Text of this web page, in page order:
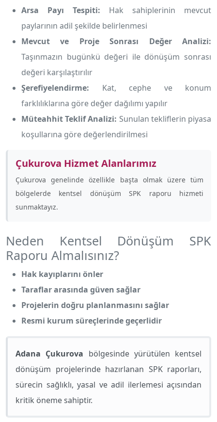
Arsa Payı Tespiti: Hak sahiplerinin mevcut
paylarının adil şekilde belirlenmesi
Mevcut ve Proje Sonrası Değer Analizi:
Taşınmazın bugünkü değeri ile dönüşüm sonrası
değeri karşılaştırılır
Şerefiyelendirme: Kat, cephe ve konum
farklılıklarına göre değer dağılımı yapılır
Müteahhit Teklif Analizi: Sunulan tekliflerin piyasa
koşullarına göre değerlendirilmesi
Çukurova Hizmet Alanlarımız
Çukurova genelinde özellikle başta olmak üzere tüm
bölgelerde kentsel dönüşüm SPK raporu hizmeti
sunmaktayız.
Neden Kentsel Dönüşüm SPK
Raporu Almalısınız?
Hak kayıplarını önler
Taraflar arasında güven sağlar
Projelerin doğru planlanmasını sağlar
Resmi kurum süreçlerinde geçerlidir
Adana Çukurova bölgesinde yürütülen kentsel
dönüşüm projelerinde hazırlanan SPK raporları,
sürecin sağlıklı, yasal ve adil ilerlemesi açısından
kritik öneme sahiptir.